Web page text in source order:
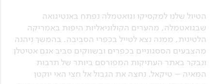
הטיול שלנו למקסיקו וגואטמלה נפתח באנטיגואה
שבגואטמלה, מהערים הקולוניאליות היפות באמריקה
הלטינית, ממנה נצא לטייל בכפרי הסביבה. בהמשך ניהנה
מהצבעים הססגוניים בכפרים ובשווקים סביב אגם אטיטלן
ונבקר באתר העתיקות המפורסם ביותר של תרבות
המאיה – טיקאל. נחצה את הגבול אל חצי האי יוקטן